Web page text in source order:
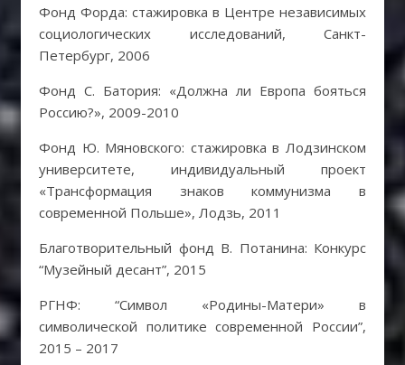
Фонд Форда: стажировка в Центре независимых
социологических исследований, Санкт-
Петербург, 2006
Фонд С. Батория: «Должна ли Европа бояться
Россию?», 2009-2010
Фонд Ю. Мяновского: стажировка в Лодзинском
университете, индивидуальный проект
«Трансформация знаков коммунизма в
современной Польше», Лодзь, 2011
Благотворительный фонд В. Потанина: Конкурс
“Музейный десант”, 2015
РГНФ: “Символ «Родины-Матери» в
символической политике современной России”,
2015 – 2017